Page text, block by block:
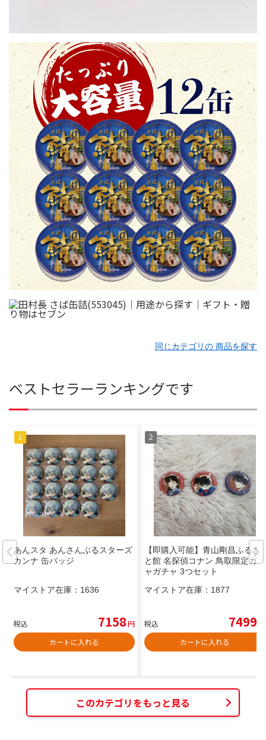
同じカテゴリの 商品を探す
ベストセラーランキングです
あんスタ あんさんぶるスターズ
カンナ 缶バッジ
マイストア在庫： 1636
税込 7158円
カートに入れる
【即購入可能】青山剛昌ふるさ
と館 名探偵コナン 鳥取限定ガチ
ャガチャ 3つセット
マイストア在庫： 1877
税込 7499
カートに入れる
このカテゴリをもっと見る